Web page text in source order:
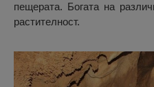
пещерата. Богата на
растителност.